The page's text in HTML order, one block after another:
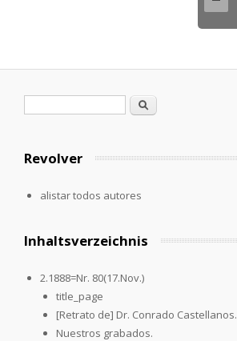
Formulario de búsqueda
Buscar
Revolver
alistar todos autores
Inhaltsverzeichnis
2.1888=Nr. 80(17.Nov.)
title_page
[Retrato de] Dr. Conrado Castellanos.
Nuestros grabados.